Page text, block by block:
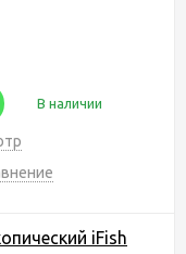
В наличии
iFish